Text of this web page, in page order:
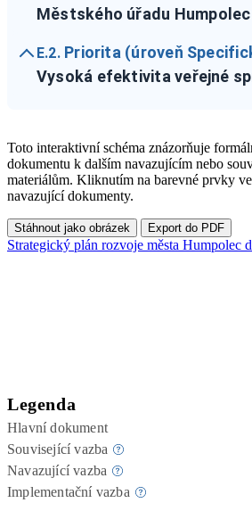
Městského úřadu Humpolec
E.2. Priorita (úroveň
Vysoká efektivita veřejné
Toto interaktivní schéma znázorňuje
dokumentu k dalším navazujícím nebo
materiálům. Kliknutím na barevné prvky
navazující dokumenty.
Stáhnout jako obrázek Export do PDF
Strategický plán rozvoje města Humpolec
Legenda
Hlavní dokument
Související vazba
Navazující vazba
Implementační vazba